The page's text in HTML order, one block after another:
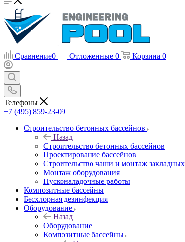
Сравнение0 Отложенные 0 Корзина 0
Телефоны
+7 (495) 859-23-09
Строительство бетонных бассейнов
Назад
Строительство бетонных бассейнов
Проектирование бассейнов
Строительство чаши и монтаж закладных
Монтаж оборудования
Пусконаладочные работы
Композитные бассейны
Бесхлорная дезинфекция
Оборудование
Назад
Оборудование
Композитные бассейны